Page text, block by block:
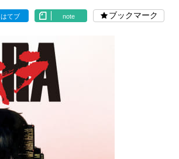
はてブ note ブックマーク